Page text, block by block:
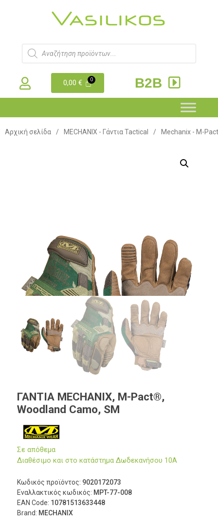
0,00€ B2B
Αρχική σελίδα / MECHANIX - Γάντια Tactical / Mechanix - M-Pact
ΓΑΝΤΙΑ MECHANIX, M-Pact®,
Woodland Camo, SM
Σε απόθεμα
Διαθέσιμο και στο κατάστημα Δωδεκανήσου 10Α
Κωδικός προϊόντος: 9020172073
Εναλλακτικός κωδικός: MPT-77-008
EAN Code: 10781513633448
Brand: MECHANIX